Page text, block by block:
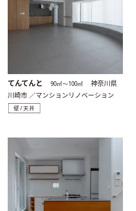
てんてんと 90㎡〜100㎡
神奈川県
川崎市 ／マンションリノベーション
壁 / 天井